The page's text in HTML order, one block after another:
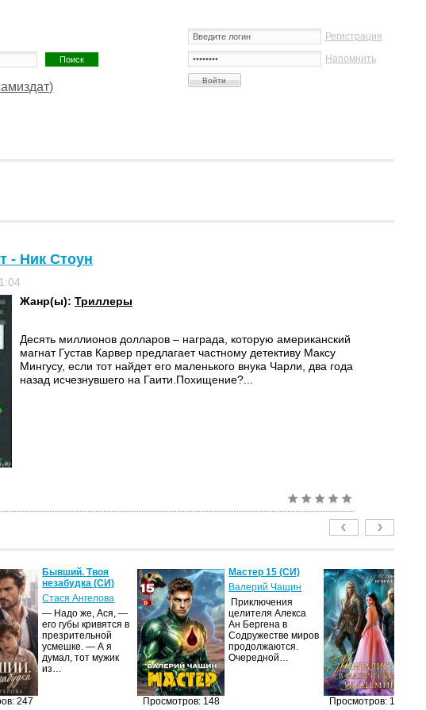
Регистрация
Напомнить
- Ник Стоун
Жанр(ы): Триллеры
Десять миллионов долларов – награда, которую американский
магнат Густав Карвер предлагает частному детективу Максу
Мингусу, если тот найдет его маленького внука Чарли, два года
назад исчезнувшего на Гаити.Похищение?...
247
Бывший. Твоя
незабудка (СИ)
Стася Ангелова
— Надо же, Ася, —
его губы кривятся в
презрительной
усмешке. — А я
думал, тот мужик
из…
Просмотров: 148
Мастер 15 (СИ)
Валерий Чащин
Приключения
целителя Алекса
Ан Бергена в
Содружестве миров
продолжаются.
Очередной…
Просмотров: 128